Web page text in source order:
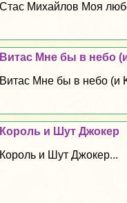
Стас Михайлов Моя
Витас Мне бы в небо
Витас Мне бы в небо (и
Король и Шут Джокер
Король и Шут Джокер...